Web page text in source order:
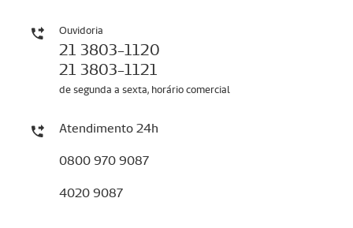
Ouvidoria
21 3803-1120
21 3803-1121
de segunda a sexta, horário comercial
Atendimento 24h
0800 970 9087
4020 9087